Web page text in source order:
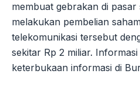
membuat gebrakan di
melakukan pembelian
telekomunikasi tersebut
sekitar Rp 2 miliar.
keterbukaan informasi di